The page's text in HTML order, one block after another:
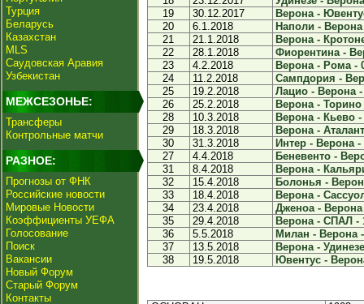
Турция
Беларусь
Казахстан
MLS
Саудовская Аравия
Узбекистан
МЕЖСЕЗОНЬЕ:
Трансферы
Контрольные матчи
РАЗНОЕ:
Прогнозы от ФНК
Российские новости
Мировые Новости
Коэффициенты УЕФА
Голосование
Поиск
Вакансии
Новый Форум
Старый Форум
Контакты
19
30.12.2017
Верона -
20
6.1.2018
Наполи - Верона
21
21.1.2018
Верона -
22
28.1.2018
Фиорентина -
23
4.2.2018
Верона - Рома -
24
11.2.2018
Сампдория -
25
19.2.2018
Лацио - Верона -
26
25.2.2018
Верона - Торино
28
10.3.2018
Верона - Кьево -
29
18.3.2018
Верона -
30
31.3.2018
Интер - Верона -
27
4.4.2018
Беневенто -
31
8.4.2018
Верона -
32
15.4.2018
Болонья -
33
18.4.2018
Верона -
34
23.4.2018
Дженоа - Верона
35
29.4.2018
Верона - СПАЛ -
36
5.5.2018
Милан - Верона
37
13.5.2018
Верона -
38
19.5.2018 Ювентус -